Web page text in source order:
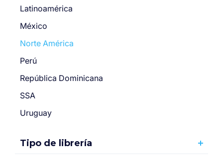
Latinoamérica
México
Norte América
Perú
República Dominicana
SSA
Uruguay
Tipo de librería